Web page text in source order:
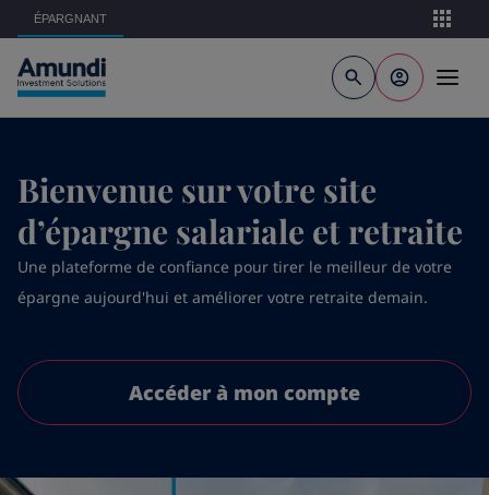
Aller au contenu principal
ÉPARGNANT
Bienvenue sur votre site
d’épargne salariale et retraite
Une plateforme de confiance pour tirer le meilleur de votre
épargne aujourd'hui et améliorer votre retraite demain.
Accéder à mon compte